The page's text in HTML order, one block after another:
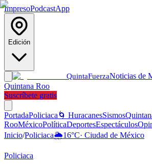
ImpresoPodcastApp
Edición
QuintaFuerzaNoticias de
Quintana Roo
Suscríbete gratis
PortadaPoliciaca 🌀 HuracanesSismos
RooMéxicoPolíticaDeportesEspectáculos
Inicio/Policiaca🌦️16°C· Ciudad de México
Policiaca